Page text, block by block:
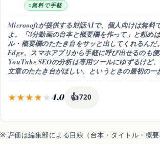
得意なこと
日本語テンプレで手早くたたき台
使い方
Web・テンプレを選んで条件を入力
料金の内訳
無料（月10クレジット）/ Starter 月3,000円〜 /
（2026年時点）
日本語テンプレで手早く作りたい人
無料で手軽
Microsoftが提供する対話AIで、個人向けは無料
よ。「3分動画の台本と概要欄を作って」と頼め
ル・概要欄のたたき台をサッと出してくれるん
Edge、スマホアプリから手軽に呼び出せるのも
YouTube SEOの分析は専用ツールにゆずるけど
文章のたたき台がほしい、というときの最初の一
4.0 👍720
料金
※ 評価は編集部による目線（台本・タイトル・概